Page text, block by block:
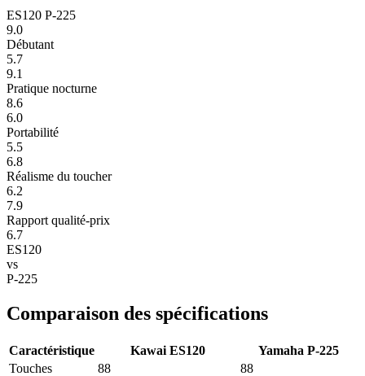
ES120 P-225
9.0
Débutant
5.7
9.1
Pratique nocturne
8.6
6.0
Portabilité
5.5
6.8
Réalisme du toucher
6.2
7.9
Rapport qualité-prix
6.7
ES120
vs
P-225
Comparaison des spécifications
Caractéristique Kawai ES120
Yamaha P-225
Touches
88
88